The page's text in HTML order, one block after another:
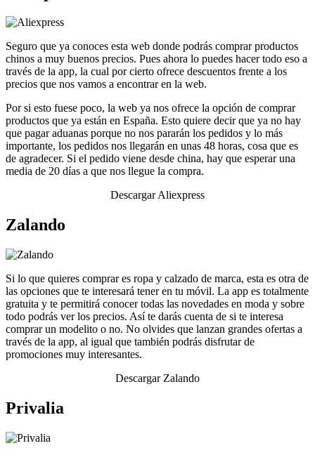
Seguro que ya conoces esta web donde podrás comprar productos
chinos a muy buenos precios. Pues ahora lo puedes hacer todo eso a
través de la app, la cual por cierto ofrece descuentos frente a los
precios que nos vamos a encontrar en la web.
Por si esto fuese poco, la web ya nos ofrece la opción de comprar
productos que ya están en España. Esto quiere decir que ya no hay
que pagar aduanas porque no nos pararán los pedidos y lo más
importante, los pedidos nos llegarán en unas 48 horas, cosa que es
de agradecer. Si el pedido viene desde china, hay que esperar una
media de 20 días a que nos llegue la compra.
Descargar Aliexpress
Zalando
Si lo que quieres comprar es ropa y calzado de marca, esta es otra de
las opciones que te interesará tener en tu móvil. La app es totalmente
gratuita y te permitirá conocer todas las novedades en moda y sobre
todo podrás ver los precios. Así te darás cuenta de si te interesa
comprar un modelito o no. No olvides que lanzan grandes ofertas a
través de la app, al igual que también podrás disfrutar de
promociones muy interesantes.
Descargar Zalando
Privalia